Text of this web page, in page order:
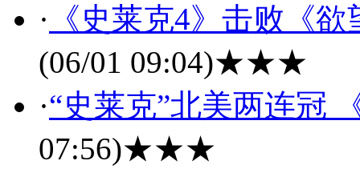
· 《史莱克4》击败《
(06/01 09:04)★★★
·“史莱克”北美两连冠
07:56)★★★